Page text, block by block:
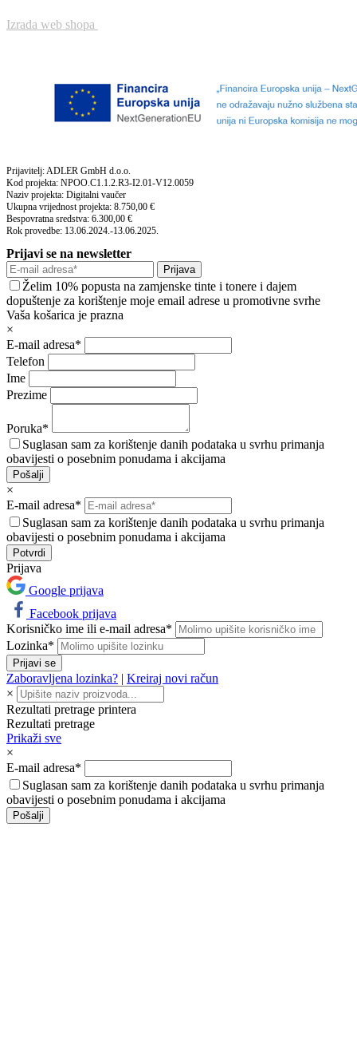
Izrada web shopa
Prijavitelj: ADLER GmbH d.o.o.
Kod projekta: NPOO.C1.1.2.R3-I2.01-V12.0059
Naziv projekta: Digitalni vaučer
Ukupna vrijednost projekta: 8.750,00 €
Bespovratna sredstva: 6.300,00 €
Rok provedbe: 13.06.2024.-13.06.2025.
Prijavi se na newsletter
Prijava
Želim 10% popusta na zamjenske tinte i tonere i dajem
dopuštenje za korištenje moje email adrese u promotivne svrhe
Vaša košarica je prazna
×
E-mail adresa*
Telefon
Ime
Prezime
Poruka*
Suglasan sam za korištenje danih podataka u svrhu primanja
obavijesti o posebnim ponudama i akcijama
Pošalji
×
E-mail adresa*
Suglasan sam za korištenje danih podataka u svrhu primanja
obavijesti o posebnim ponudama i akcijama
Prijava
Google prijava
Facebook prijava
Korisničko ime ili e-mail adresa*
Lozinka*
Prijavi se
Zaboravljena lozinka? | Kreiraj novi račun
×
Rezultati pretrage printera
Rezultati pretrage
Prikaži sve
×
E-mail adresa*
Suglasan sam za korištenje danih podataka u svrhu primanja
obavijesti o posebnim ponudama i akcijama